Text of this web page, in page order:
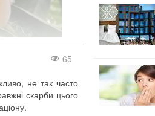
65
не так часто
скарби цього